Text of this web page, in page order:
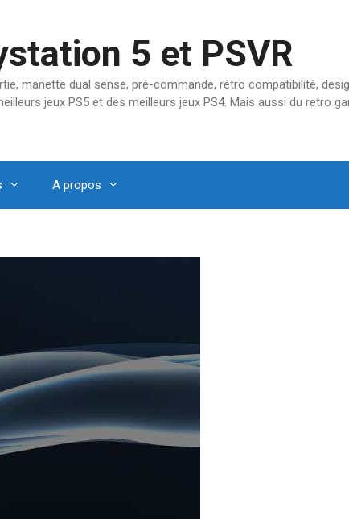
5 et PSVR
manette dual sense, pré-commande, rétro compatibilité,
jeux PS5 et des meilleurs jeux PS4. Mais aussi du retro
A propos